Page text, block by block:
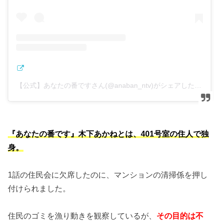
【公式】あなたの番ですさん(@anaban_ntv)がシェアした投稿
『あなたの番です』木下あかねとは、401号室の住人で独
身。
1話の住民会に欠席したのに、マンションの清掃係を押し
付けられました。
住民のゴミを漁り動きを観察しているが、 その目的は不